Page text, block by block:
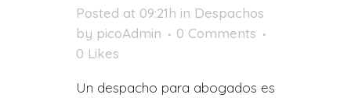
Posted at 09:21h in Despachos
by picoAdmin
0 Comments
0 Likes
Un despacho para abogados es